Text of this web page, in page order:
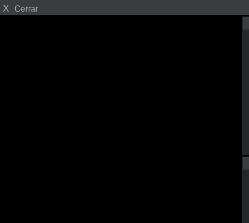
X Cerrar